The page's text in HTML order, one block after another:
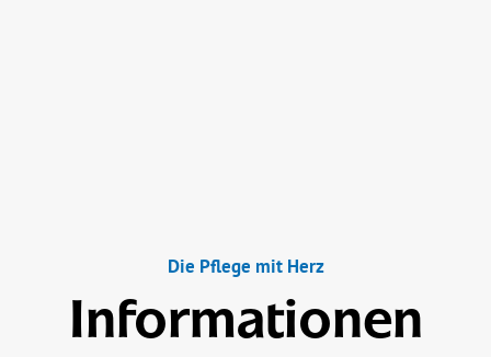
Die Pflege mit Herz
Infor­mationen